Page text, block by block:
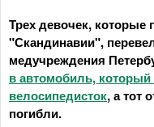
Трех девочек, которые
"Скандинавии",
медучреждения
в автомобиль,
велосипедисток, а тот
погибли.